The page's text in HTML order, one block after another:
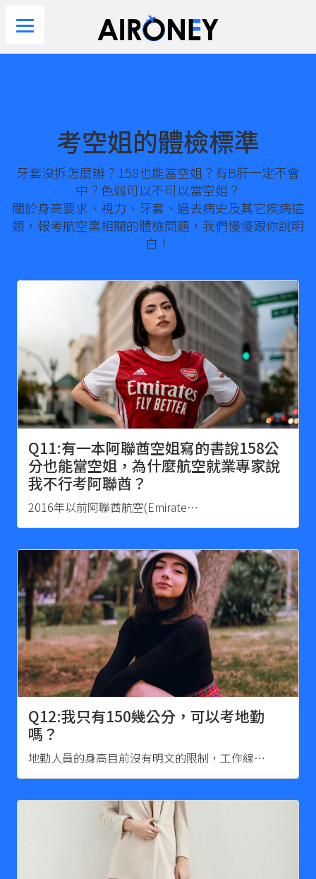
考空姐的體檢標準
牙套沒拆怎麼辦？158也能當空姐？有B肝一定不會
中？色弱可以不可以當空姐？
關於身高要求、視力、牙套、過去病史及其它疾病這
類，報考航空業相關的體檢問題，我們慢慢跟你說明
白！
Q11:有一本阿聯酋空姐寫的書說158公
分也能當空姐，為什麼航空就業專家說
我不行考阿聯酋？
2016年以前阿聯酋航空(Emirate…
Q12:我只有150幾公分，可以考地勤
嗎？
地勤人員的身高目前沒有明文的限制，工作線…